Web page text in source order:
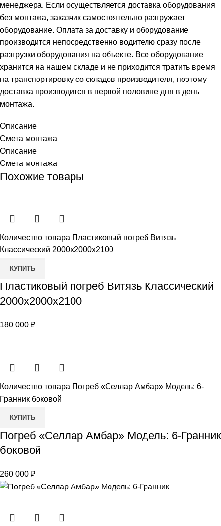
менеджера. Если осуществляется доставка оборудования
без монтажа, заказчик самостоятельно разгружает
оборудование. Оплата за доставку и оборудование
производится непосредственно водителю сразу после
разгрузки оборудования на объекте. Все оборудование
хранится на нашем складе и не приходится тратить время
на транспортировку со складов производителя, поэтому
доставка производится в первой половине дня в день
монтажа.
Описание
Смета монтажа
Описание
Смета монтажа
Похожие товары
Количество товара Пластиковый погреб Витязь
Классический 2000х2000х2100
КУПИТЬ
Пластиковый погреб Витязь Классический
2000х2000х2100
180 000 ₽
Количество товара Погреб «Селлар Амбар» Модель: 6-
Гранник боковой
КУПИТЬ
Погреб «Селлар Амбар» Модель: 6-Гранник
боковой
260 000 ₽